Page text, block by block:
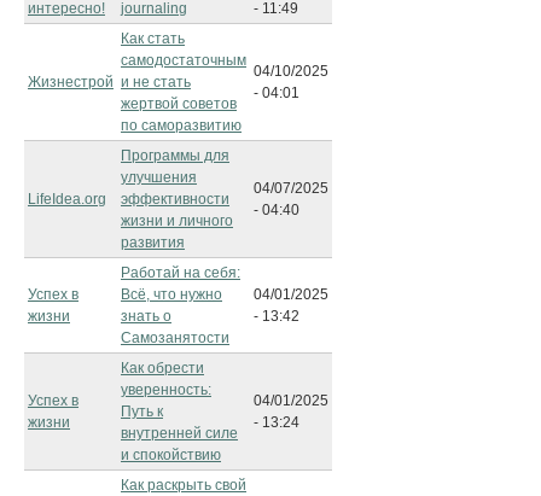
интересно!
journaling
- 11:49
Жизнестрой
Как стать
самодостаточным
и не стать
жертвой советов
по саморазвитию
04/10/2025
- 04:01
LifeIdea.org
Программы для
улучшения
эффективности
жизни и личного
развития
04/07/2025
- 04:40
Успех в
жизни
Работай на себя:
Всё, что нужно
знать о
Самозанятости
04/01/2025
- 13:42
Успех в
жизни
Как обрести
уверенность:
Путь к
внутренней силе
и спокойствию
04/01/2025
- 13:24
Как раскрыть свой